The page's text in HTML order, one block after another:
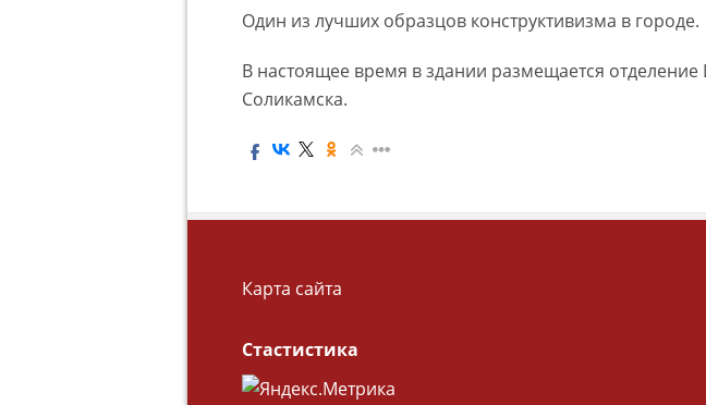
Один из лучших образцов конструктивизма в городе.
В настоящее время в здании размещается
Соликамска.
Карта сайта
Стастистика